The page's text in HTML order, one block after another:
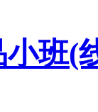
班(